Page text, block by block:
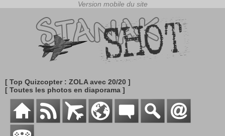
[ Top Quizcopter : ZOLA avec 20/20 ]
[ Toutes les photos en diaporama ]